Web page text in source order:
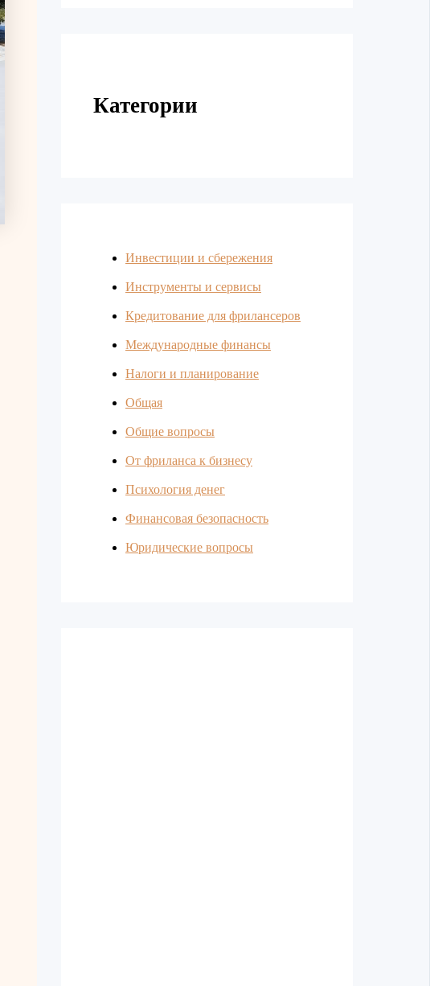
Категории
Инвестиции и сбережения
Инструменты и сервисы
Кредитование для фрилансеров
Международные финансы
Налоги и планирование
Общая
Общие вопросы
От фриланса к бизнесу
Психология денег
Финансовая безопасность
Юридические вопросы